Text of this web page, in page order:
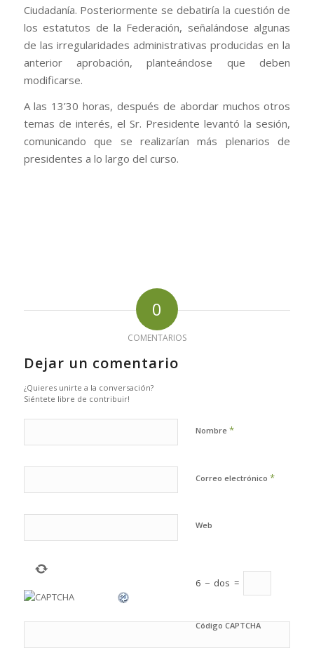
Ciudadanía. Posteriormente se debatiría la cuestión de
los estatutos de la Federación, señalándose algunas
de las irregularidades administrativas producidas en la
anterior aprobación, planteándose que deben
modificarse.
A las 13’30 horas, después de abordar muchos otros
temas de interés, el Sr. Presidente levantó la sesión,
comunicando que se realizarían más plenarios de
presidentes a lo largo del curso.
0
COMENTARIOS
Dejar un comentario
¿Quieres unirte a la conversación?
Siéntete libre de contribuir!
Nombre *
Correo electrónico *
Web
6 − dos =
Código CAPTCHA